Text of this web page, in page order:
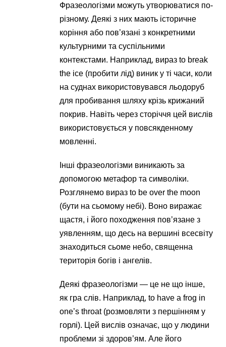
Фразеологізми можуть утворюватися по-
різному. Деякі з них мають історичне
коріння або пов’язані з конкретними
культурними та суспільними
контекстами. Наприклад, вираз to break
the ice (пробити лід) виник у ті часи, коли
на суднах використовувався льодоруб
для пробивання шляху крізь крижаний
покрив. Навіть через сторіччя цей вислів
використовується у повсякденному
мовленні.
Інші фразеологізми виникають за
допомогою метафор та символіки.
Розглянемо вираз to be over the moon
(бути на сьомому небі). Воно виражає
щастя, і його походження пов’язане з
уявленням, що десь на вершині всесвіту
знаходиться сьоме небо, священна
територія богів і ангелів.
Деякі фразеологізми — це не що інше,
як гра слів. Наприклад, to have a frog in
one’s throat (розмовляти з першінням у
горлі). Цей вислів означає, що у людини
проблеми зі здоров’ям. Але його